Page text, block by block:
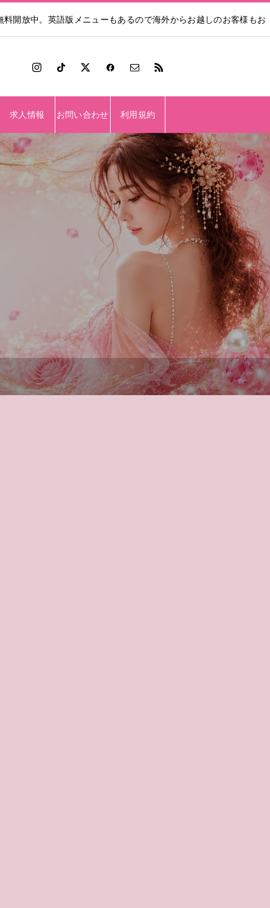
開放中。英語版メニューもあるので海外からお越しのお客様もお
求人情報 お問い合わせ 利用規約